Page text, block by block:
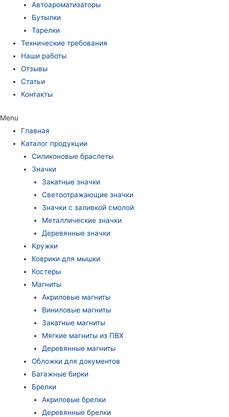
Автоароматизаторы
Бутылки
Тарелки
Технические требования
Наши работы
Отзывы
Статьи
Контакты
Menu
Главная
Каталог продукции
Силиконовые браслеты
Значки
Закатные значки
Светоотражающие значки
Значки с заливкой смолой
Металлические значки
Деревянные значки
Кружки
Коврики для мышки
Костеры
Магниты
Акриловые магниты
Виниловые магниты
Закатные магниты
Мягкие магниты из ПВХ
Деревянные магниты
Обложки для документов
Багажные бирки
Брелки
Акриловые брелки
Деревянные брелки